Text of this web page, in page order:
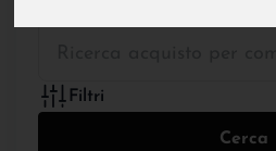
Filtri
Cerca